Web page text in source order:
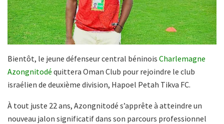
Bientôt, le jeune défenseur central béninois Charlemagne
Azongnitodé quittera Oman Club pour rejoindre le club
israélien de deuxième division, Hapoel Petah Tikva FC.
À tout juste 22 ans, Azongnitodé s’apprête à atteindre un
nouveau jalon significatif dans son parcours professionnel